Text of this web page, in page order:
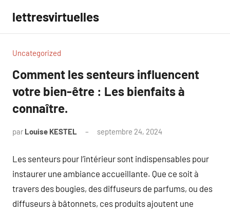
contenu
lettresvirtuelles
Uncategorized
Comment les senteurs influencent
votre bien-être : Les bienfaits à
connaître.
par Louise KESTEL septembre 24, 2024
Les senteurs pour l’intérieur sont indispensables pour
instaurer une ambiance accueillante. Que ce soit à
travers des bougies, des diffuseurs de parfums, ou des
diffuseurs à bâtonnets, ces produits ajoutent une